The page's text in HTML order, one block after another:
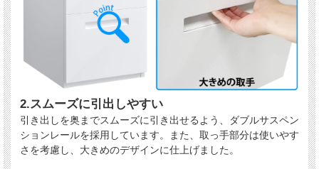
2.スムーズに引出しやすい
引き出しを奥までスムーズに引き出せるよう、ダブルサスペン
ションレールを採用しています。また、取っ手部分は使いやす
さを考慮し、大きめのデザインに仕上げました。